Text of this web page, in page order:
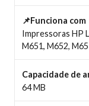
📌Funciona com
Impressoras HP
M651, M652,
Capacidade de
64 MB